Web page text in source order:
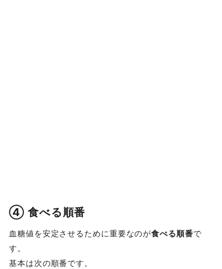
④ 食べる順番
血糖値を安定させるために重要なのが食べる順番で
す。
基本は次の順番です。